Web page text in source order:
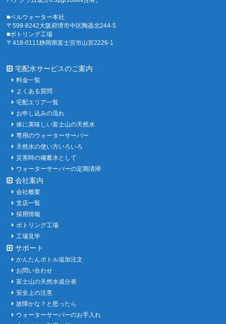
■ベルウォーター本社
〒599-8242大阪府堺市中区陶器北244-5
■ボトリング工場
〒418-0111静岡県富士宮市山宮2226-1
宅配水サービスのご案内
料金一覧
よくある質問
宅配エリア一覧
お申し込みの流れ
体に美味しい富士山の天然水
専用のウォーターサーバー
天然水の使い方いろいろ
災害時の備蓄水として
ウォーターサーバーの定期清掃
会社案内
会社概要
支店一覧
採用情報
ボトリング工場
工場見学
サポート
かんたんボトル追加注文
お問い合わせ
富士山の天然水成分表
安全上の注意
故障かな？と思ったら
ウォーターサーバーのお手入れ